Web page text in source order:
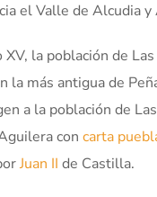
el Valle de Alcudia y
XV, la población de
la más antigua de
a la población de
concarta
Juan II de Castilla.